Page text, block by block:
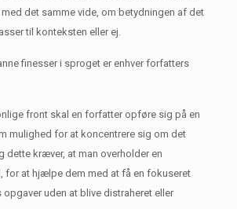
med det samme vide, om betydningen af ​​det
til konteksten eller ej.
finesser i sproget er enhver forfatters
front skal en forfatter opføre sig på en
mulighed for at koncentrere sig om det
dette kræver, at man overholder en
for at hjælpe dem med at få en fokuseret
uden at blive distraheret eller